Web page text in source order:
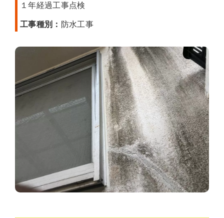
１年経過工事点検
工事種別： 防水工事